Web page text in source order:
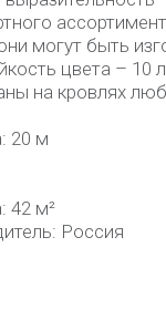
могут быть
цвета –
на кровлях
20 м
42 м²
Россия